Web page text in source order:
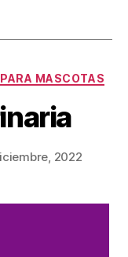
MASCOTAS
2022